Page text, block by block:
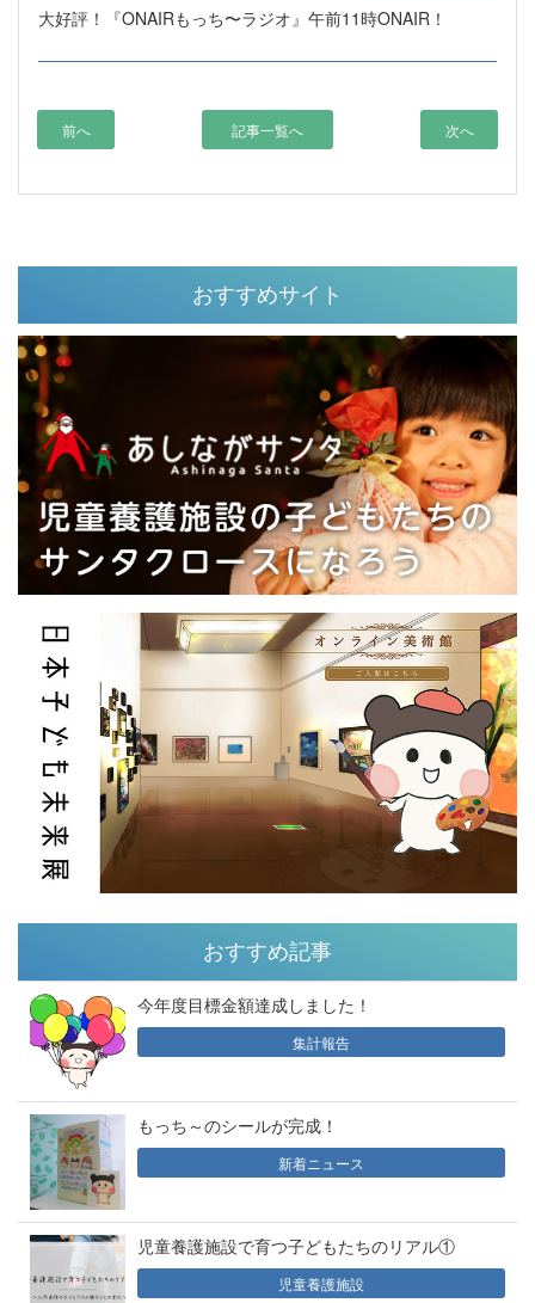
大好評！『ONAIRもっち〜ラジオ』午前11時ONAIR！
前へ 記事一覧へ 次へ
おすすめサイト
おすすめ記事
今年度目標金額達成しました！
集計報告
もっち～のシールが完成！
新着ニュース
児童養護施設で育つ子どもたちのリアル①
児童養護施設